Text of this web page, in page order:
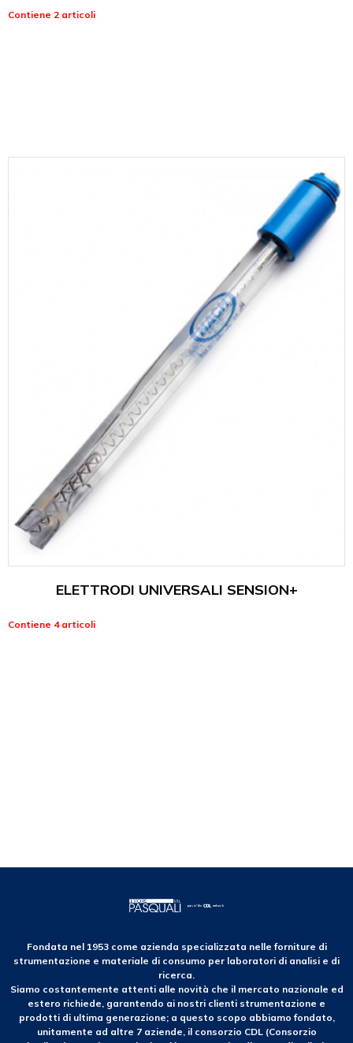
Contiene 2 articoli
ELETTRODI UNIVERSALI SENSION+
Contiene 4 articoli
Fondata nel 1953 come azienda specializzata nelle forniture di
strumentazione e materiale di consumo per laboratori di analisi e di
ricerca.
Siamo costantemente attenti alle novità che il mercato nazionale ed
estero richiede, garantendo ai nostri clienti strumentazione e
prodotti di ultima generazione; a questo scopo abbiamo fondato,
unitamente ad altre 7 aziende, il consorzio CDL (Consorzio